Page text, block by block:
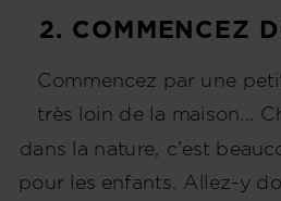
2. COMMENCEZ
Commencez par une
très loin de la maison...
dans la nature, c'est
pour les enfants. Allez-y